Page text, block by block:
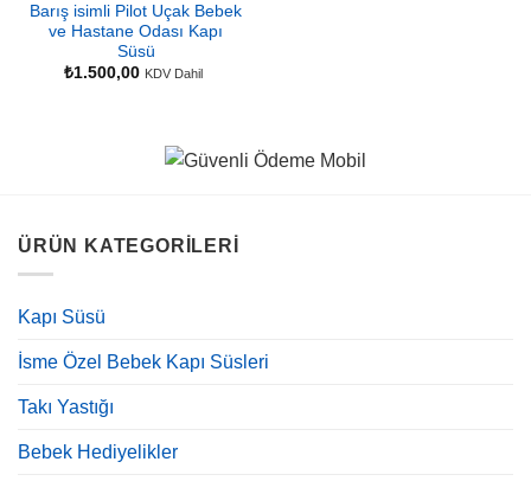
Barış isimli Pilot Uçak Bebek
ve Hastane Odası Kapı
Süsü
₺1.500,00 KDV Dahil
ÜRÜN KATEGORILERI
Kapı Süsü
İsme Özel Bebek Kapı Süsleri
Takı Yastığı
Bebek Hediyelikler